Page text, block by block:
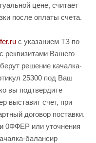
цене, считает
после оплаты счета.
с указанием ТЗ по
реквизитами Вашего
решение качалка-
25300 под Ваш
вы подтвердите
выставит счет, при
договор поставки.
0ФФЕР или уточнения
балансир